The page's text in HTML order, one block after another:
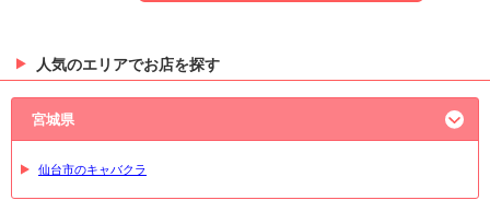
人気のエリアでお店を探す
宮城県
仙台市のキャバクラ